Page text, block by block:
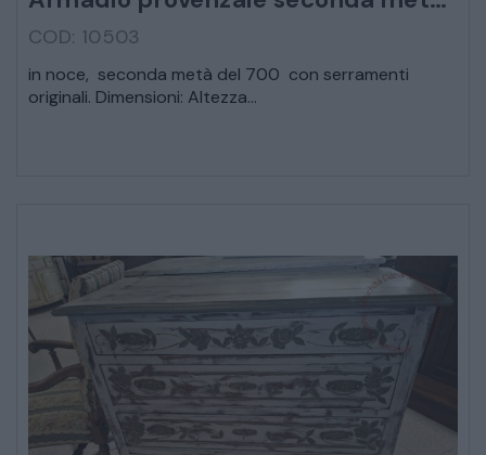
SALE DA PRANZO – STUDIO UFFICIO
DECORAZIONI OGGETTISTICA ILLUMINAZIONE
MATERIALI E STRUTTURE
MODERNARIATO
COD: 10503
in noce, seconda metà del 700 con serramenti
originali. Dimensioni: Altezza...